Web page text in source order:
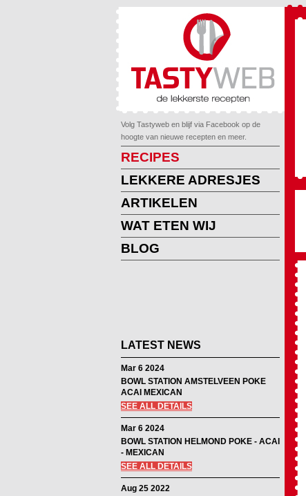
Volg Tastyweb en blijf via Facebook op de
hoogte van nieuwe recepten en meer.
RECIPES
LEKKERE ADRESJES
ARTIKELEN
WAT ETEN WIJ
BLOG
LATEST NEWS
Mar 6 2024
BOWL STATION AMSTELVEEN POKE
ACAI MEXICAN
SEE ALL DETAILS
Mar 6 2024
BOWL STATION HELMOND POKE - ACAI
- MEXICAN
SEE ALL DETAILS
Aug 25 2022